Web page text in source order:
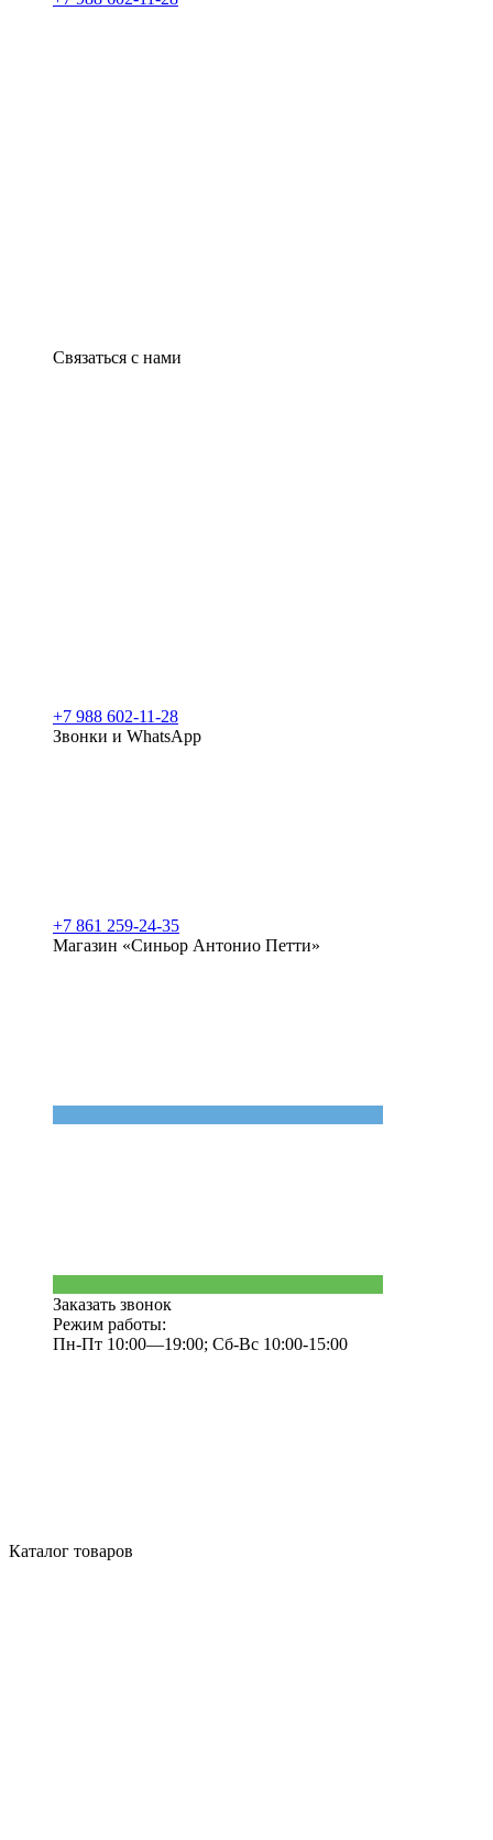
Связаться с нами
+7 988 602-11-28
Звонки и WhatsApp
+7 861 259-24-35
Магазин «Синьор Антонио Петти»
Заказать звонок
Режим работы:
Пн-Пт 10:00—19:00; Сб-Вс 10:00-15:00
Каталог товаров